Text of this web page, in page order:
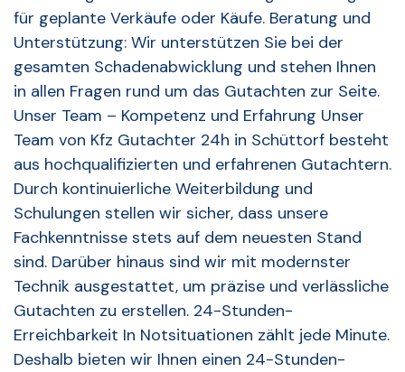
für geplante Verkäufe oder Käufe. Beratung und
Unterstützung: Wir unterstützen Sie bei der
gesamten Schadenabwicklung und stehen Ihnen
in allen Fragen rund um das Gutachten zur Seite.
Unser Team – Kompetenz und Erfahrung Unser
Team von Kfz Gutachter 24h in Schüttorf besteht
aus hochqualifizierten und erfahrenen Gutachtern.
Durch kontinuierliche Weiterbildung und
Schulungen stellen wir sicher, dass unsere
Fachkenntnisse stets auf dem neuesten Stand
sind. Darüber hinaus sind wir mit modernster
Technik ausgestattet, um präzise und verlässliche
Gutachten zu erstellen. 24-Stunden-
Erreichbarkeit In Notsituationen zählt jede Minute.
Deshalb bieten wir Ihnen einen 24-Stunden-